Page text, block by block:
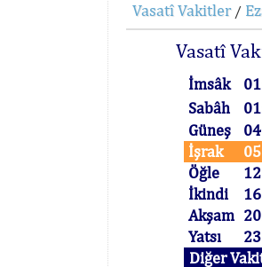
Vasatî Vakitler/
Vasatî
İmsâk
Sabâh
Güneş
İşrak
Öğle
İkindi
Akşam
Yatsı
Diğer